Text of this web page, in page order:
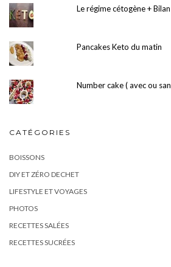
Le régime cétogène +
Pancakes Keto du matin
Number cake ( avec ou
CATÉGORIES
BOISSONS
DIY ET ZÉRO DECHET
LIFESTYLE ET VOYAGES
PHOTOS
RECETTES SALÉES
RECETTES SUCRÉES